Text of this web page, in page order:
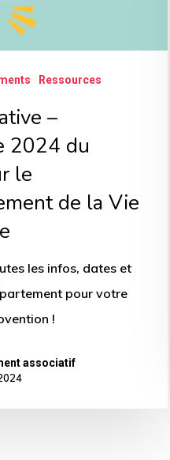
Ressources
–
2024 du
le
de la Vie
les infos, dates et
pour votre
!
associatif